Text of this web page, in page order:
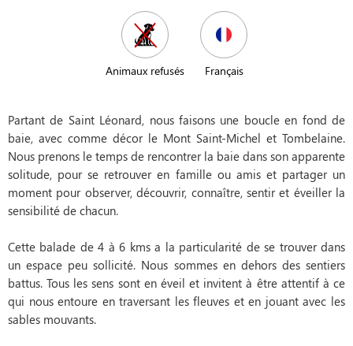
Animaux refusés Français
Partant de Saint Léonard, nous faisons une boucle en fond de
baie, avec comme décor le Mont Saint-Michel et Tombelaine.
Nous prenons le temps de rencontrer la baie dans son apparente
solitude, pour se retrouver en famille ou amis et partager un
moment pour observer, découvrir, connaître, sentir et éveiller la
sensibilité de chacun.
Cette balade de 4 à 6 kms a la particularité de se trouver dans
un espace peu sollicité. Nous sommes en dehors des sentiers
battus. Tous les sens sont en éveil et invitent à être attentif à ce
qui nous entoure en traversant les fleuves et en jouant avec les
sables mouvants.